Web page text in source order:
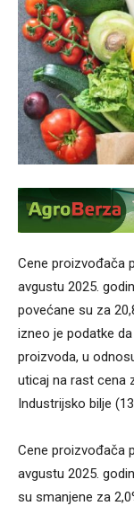
Cene proizvođača
avgustu 2025.
povećane su za
izneo je podatke
proizvoda, u
uticaj na rast cena
Industrijsko bilje
Cene proizvođača
avgustu 2025.
su smanjene za